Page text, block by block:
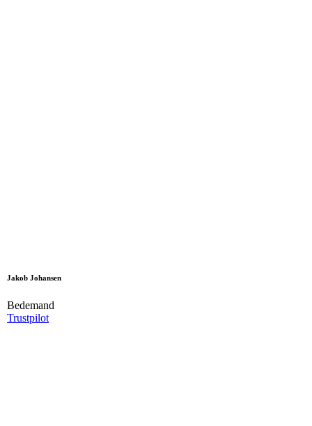
Jakob Johansen
Bedemand
Trustpilot